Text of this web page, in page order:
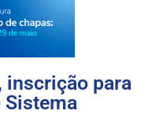
inscrição para
Sistema